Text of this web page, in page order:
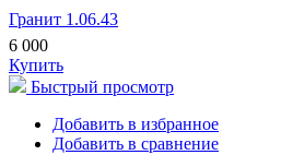
Гранит 1.06.43
6 000
Купить
Быстрый просмотр
Добавить в избранное
Добавить в сравнение